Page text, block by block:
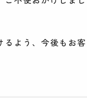
るよう、今後もお客